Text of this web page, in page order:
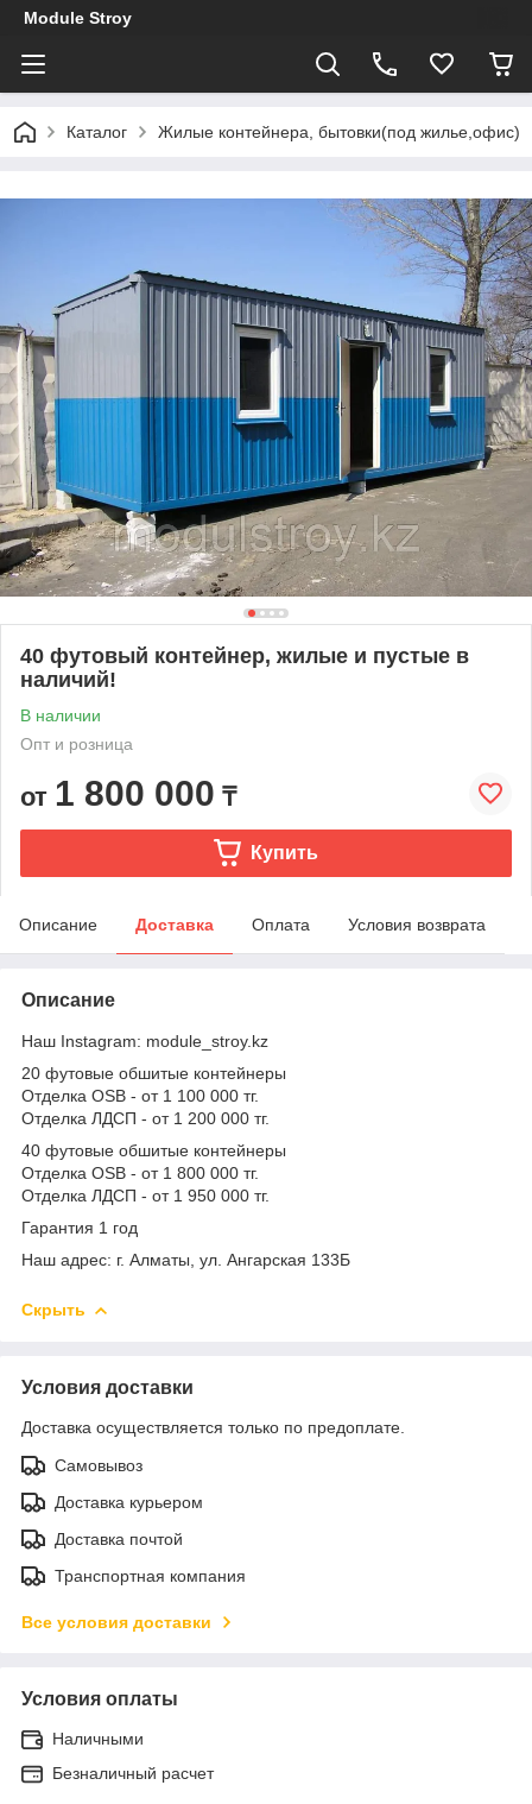
Module Stroy
Каталог Жилые контейнера, бытовки(под жилье,офис)
40 футовый контейнер, жилые и пустые в
наличий!
В наличии
Опт и розница
от 1 800 000 ₸
Купить
Описание Доставка Оплата Условия возврата
Описание
Наш Instagram: module_stroy.kz
20 футовые обшитые контейнеры
Отделка OSB - от 1 100 000 тг.
Отделка ЛДСП - от 1 200 000 тг.
40 футовые обшитые контейнеры
Отделка OSB - от 1 800 000 тг.
Отделка ЛДСП - от 1 950 000 тг.
Гарантия 1 год
Наш адрес: г. Алматы, ул. Ангарская 133Б
Скрыть
Условия доставки
Доставка осуществляется только по предоплате.
Самовывоз
Доставка курьером
Доставка почтой
Транспортная компания
Все условия доставки
Условия оплаты
Наличными
Безналичный расчет